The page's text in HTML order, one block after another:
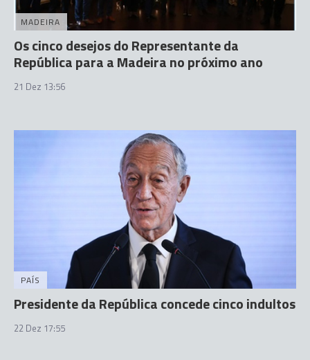
MADEIRA
Os cinco desejos do Representante da
República para a Madeira no próximo ano
21 Dez 13:56
PAÍS
Presidente da República concede cinco indultos
22 Dez 17:55